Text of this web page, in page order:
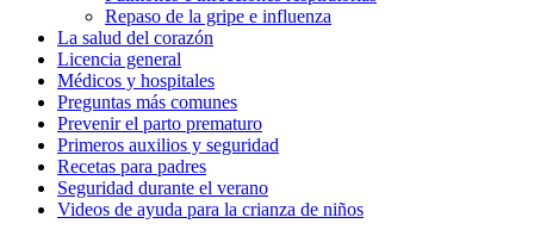
Repaso de la gripe e influenza
La salud del corazón
Licencia general
Médicos y hospitales
Preguntas más comunes
Prevenir el parto prematuro
Primeros auxilios y seguridad
Recetas para padres
Seguridad durante el verano
Videos de ayuda para la crianza de niños